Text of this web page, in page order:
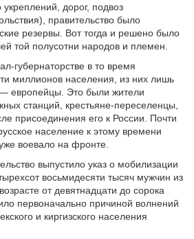
дорог, подвоз
правительство было
резервы. Вот тогда и решено было
той полусотни народов и племен.
губернаторстве в то время
миллионов населения, из них лишь
европейцы. Это были жители
станций, крестьяне-переселенцы,
присоединения его к России. Почти
население к этому времени
воевало на фронте.
выпустило указ о мобилизации
восьмидесяти тысяч мужчин из
от девятнадцати до сорока
первоначально причиной волнений
и киргизского населения